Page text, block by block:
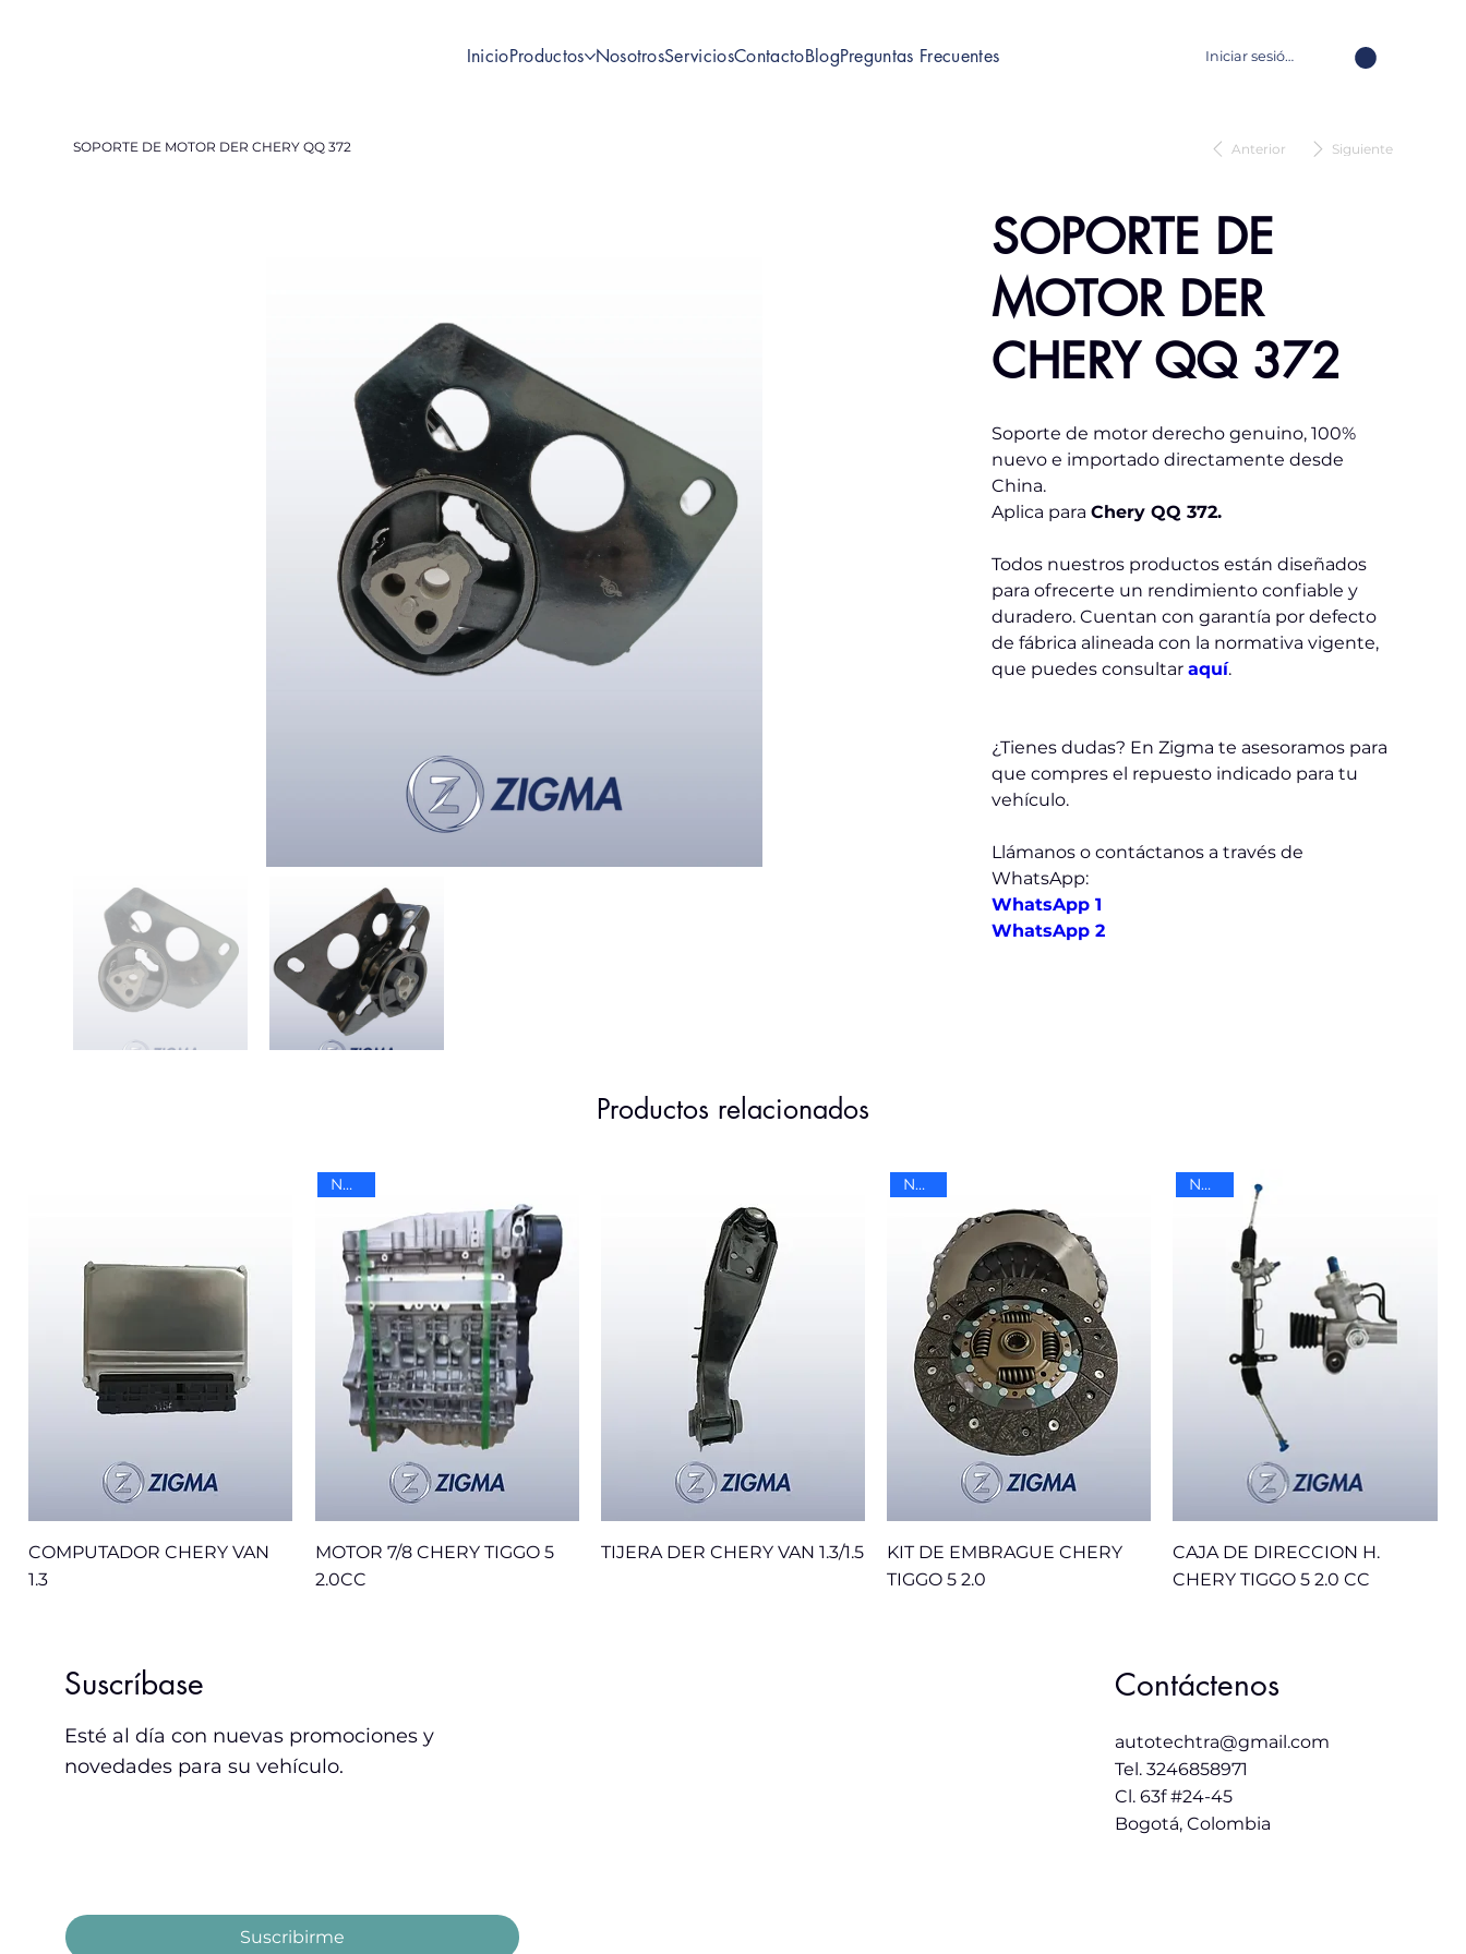
Iniciar sesión
InicioProductos NosotrosServiciosContactoBlogPreguntas Frecuentes
SOPORTE DE MOTOR DER CHERY QQ 372 Anterior Siguiente
SOPORTE DE
MOTOR DER
CHERY QQ 372
Soporte de motor derecho genuino, 100%
nuevo e importado directamente desde
China.
Aplica para Chery QQ 372.
Todos nuestros productos están diseñados
para ofrecerte un rendimiento confiable y
duradero. Cuentan con garantía por defecto
de fábrica alineada con la normativa vigente,
que puedes consultar aquí.
¿Tienes dudas? En Zigma te asesoramos para
que compres el repuesto indicado para tu
vehículo.
Llámanos o contáctanos a través de
WhatsApp:
WhatsApp 1
WhatsApp 2
Productos relacionados
COMPUTADOR CHERY VAN
1.3
Nuevo
MOTOR 7/8 CHERY TIGGO 5
2.0CC
TIJERA DER CHERY VAN 1.3/1.5
Nuevo
KIT DE EMBRAGUE CHERY
TIGGO 5 2.0
Nuevo
CAJA DE DIRECCION H.
CHERY TIGGO 5 2.0 CC
Suscríbase
Esté al día con nuevas promociones y
novedades para su vehículo.
Suscribirme
Contáctenos
autotechtra@gmail.com
Tel. 3246858971
Cl. 63f #24-45
Bogotá, Colombia